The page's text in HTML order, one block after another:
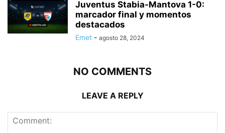
Juventus Stabia-Mantova 1-0:
marcador final y momentos
destacados
Emet - agosto 28, 2024
NO COMMENTS
LEAVE A REPLY